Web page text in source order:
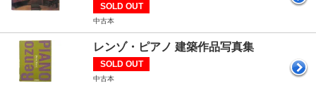
SOLD OUT
中古本
レンゾ・ピアノ 建築作品写真集
SOLD OUT
中古本